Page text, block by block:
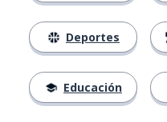
Deportes
Educación